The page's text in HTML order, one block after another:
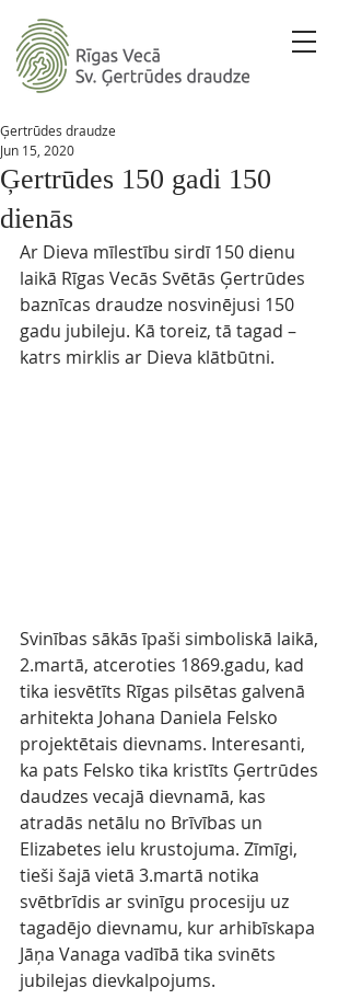
Ģertrūdes 150 gadi 150
dienās
Ģertrūdes draudze
Jun 15, 2020
Ar Dieva mīlestību sirdī 150 dienu
laikā Rīgas Vecās Svētās Ģertrūdes
baznīcas draudze nosvinējusi 150
gadu jubileju. Kā toreiz, tā tagad –
katrs mirklis ar Dieva klātbūtni.
Svinības sākās īpaši simboliskā laikā,
2.martā, atceroties 1869.gadu, kad
tika iesvētīts Rīgas pilsētas galvenā
arhitekta Johana Daniela Felsko
projektētais dievnams. Interesanti,
ka pats Felsko tika kristīts Ģertrūdes
daudzes vecajā dievnamā, kas
atradās netālu no Brīvības un
Elizabetes ielu krustojuma. Zīmīgi,
tieši šajā vietā 3.martā notika
svētbrīdis ar svinīgu procesiju uz
tagadējo dievnamu, kur arhibīskapa
Jāņa Vanaga vadībā tika svinēts
jubilejas dievkalpojums.